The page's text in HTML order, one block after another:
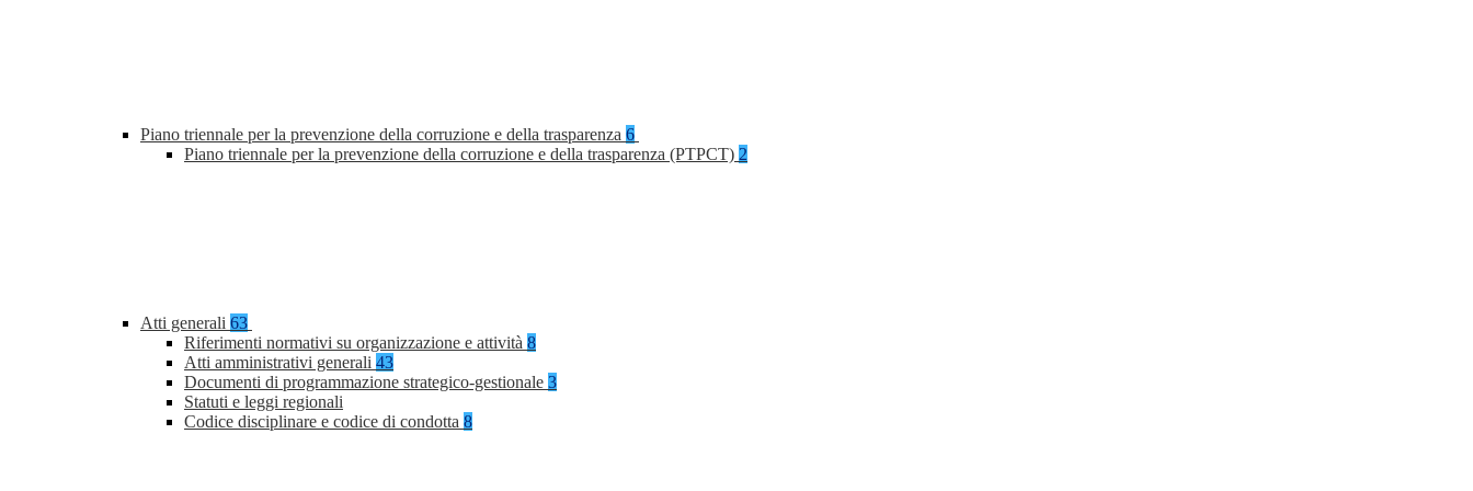
Piano triennale per la prevenzione della corruzione e della trasparenza 6
Piano triennale per la prevenzione della corruzione e della trasparenza (PTPCT) 2
Atti generali 63
Riferimenti normativi su organizzazione e attività 8
Atti amministrativi generali 43
Documenti di programmazione strategico-gestionale 3
Statuti e leggi regionali
Codice disciplinare e codice di condotta 8